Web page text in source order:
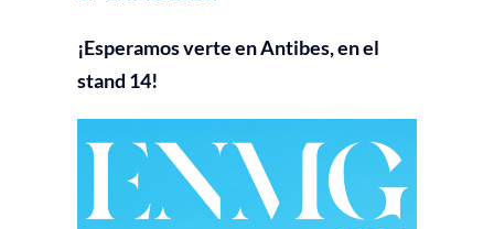
¡Esperamos verte en Antibes, en el
stand 14!